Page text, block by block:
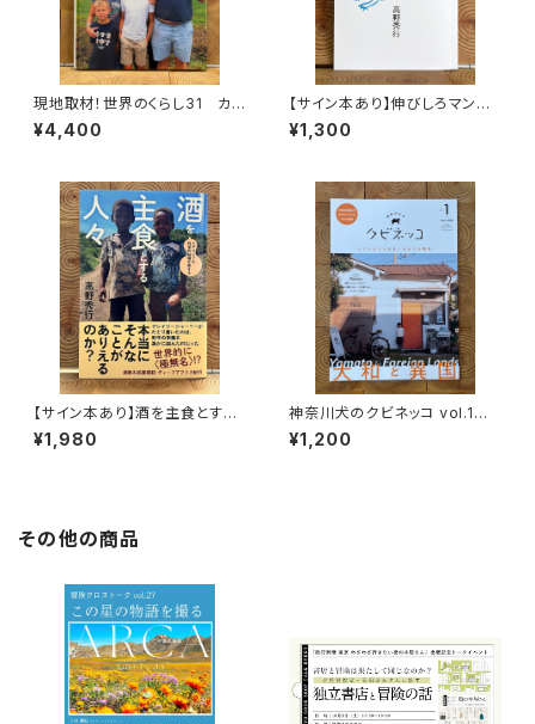
現地取材！世界のくらし31 カナ
ダ
¥4,400
【サイン本あり】伸びしろマンが
ゆく！
¥1,300
【サイン本あり】酒を主食とする
人々 エチオピアの科学的秘境
を旅する
¥1,980
神奈川犬のクビネッコ vol.1
特集：大和と異国
¥1,200
その他の商品